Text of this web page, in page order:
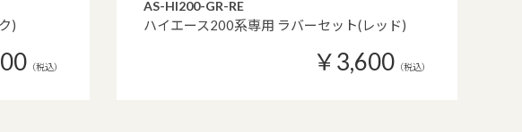
)
（税込）
AS-HI200-GR-RE
ハイエース200系専用 ラバーセット(レッド)
￥3,600 （税込）